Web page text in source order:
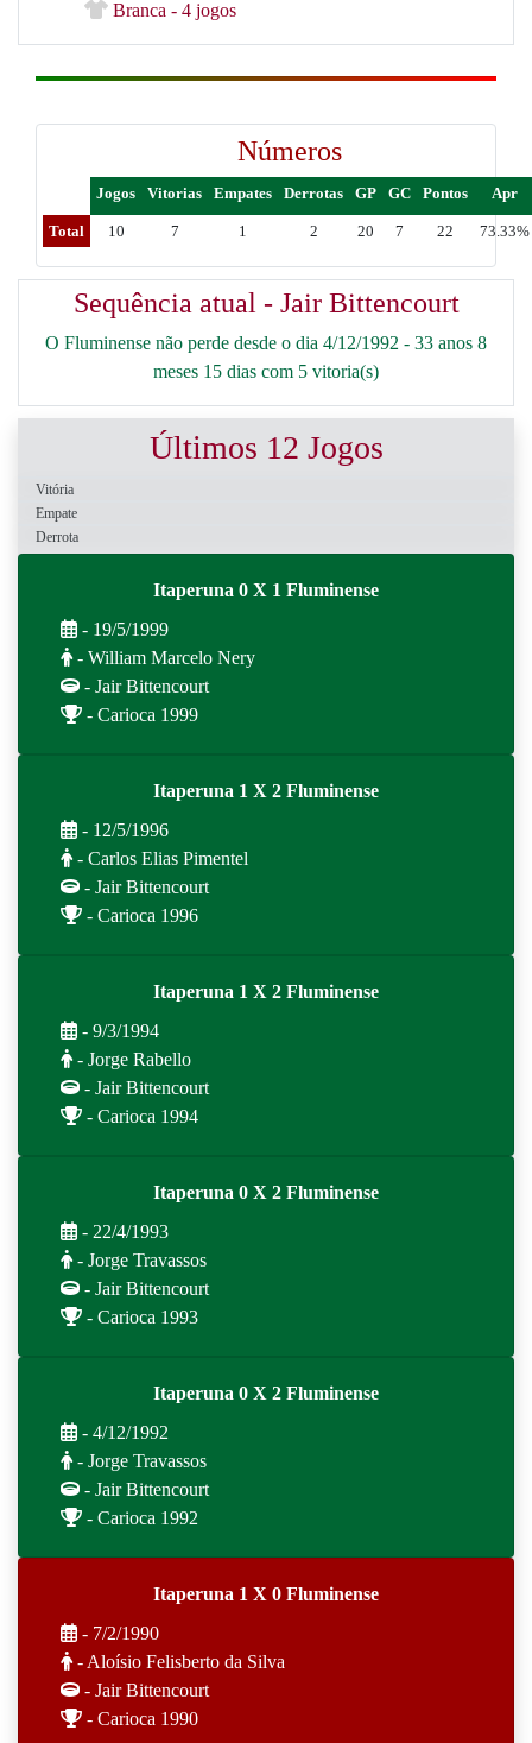
Branca - 4 jogos
Números
Jogos Vitorias Empates Derrotas GP GC Pontos Apr
Total 10 7 1 2 20 7 22 73.33%
Sequência atual - Jair Bittencourt
O Fluminense não perde desde o dia 4/12/1992 - 33 anos 8
meses 15 dias com 5 vitoria(s)
Últimos 12 Jogos
Vitória
Empate
Derrota
Itaperuna 0 X 1 Fluminense
- 19/5/1999
- William Marcelo Nery
- Jair Bittencourt
- Carioca 1999
Itaperuna 1 X 2 Fluminense
- 12/5/1996
- Carlos Elias Pimentel
- Jair Bittencourt
- Carioca 1996
Itaperuna 1 X 2 Fluminense
- 9/3/1994
- Jorge Rabello
- Jair Bittencourt
- Carioca 1994
Itaperuna 0 X 2 Fluminense
- 22/4/1993
- Jorge Travassos
- Jair Bittencourt
- Carioca 1993
Itaperuna 0 X 2 Fluminense
- 4/12/1992
- Jorge Travassos
- Jair Bittencourt
- Carioca 1992
Itaperuna 1 X 0 Fluminense
- 7/2/1990
- Aloísio Felisberto da Silva
- Jair Bittencourt
- Carioca 1990